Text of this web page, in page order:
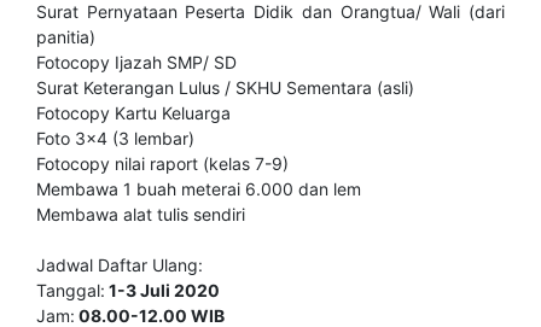
Surat Pernyataan Peserta Didik dan Orangtua/ Wali (dari
panitia)
Fotocopy Ijazah SMP/ SD
Surat Keterangan Lulus / SKHU Sementara (asli)
Fotocopy Kartu Keluarga
Foto 3x4 (3 lembar)
Fotocopy nilai raport (kelas 7-9)
Membawa 1 buah meterai 6.000 dan lem
Membawa alat tulis sendiri
Jadwal Daftar Ulang:
Tanggal: 1-3 Juli 2020
Jam: 08.00-12.00 WIB